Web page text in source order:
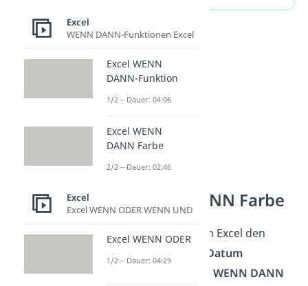
Excel WENN DANN Farbe
Super! Jetzt kannst du in Excel den
Wochentag aus einem Datum
ermitteln
Excel WENN DANN
Excel
WENN DANN-Funktionen Excel
Excel WENN
DANN-Funktion
1/2 – Dauer: 04:06
Excel WENN
DANN Farbe
2/2 – Dauer: 02:46
Excel
Excel WENN ODER WENN UND
Excel WENN ODER
1/2 – Dauer: 04:29